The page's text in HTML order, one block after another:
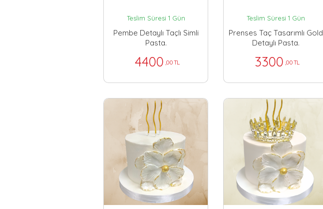
Teslim Süresi 1 Gün
Pembe Detaylı Taçlı Simli
Pasta.
4400 ,00 TL
Teslim Süresi 1 Gün
Prenses Taç Tasarımlı Gold
Detaylı Pasta.
3300 ,00 TL